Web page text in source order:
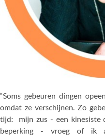
“Soms gebeuren dingen
omdat ze verschijnen. Zo
tijd: mijn zus - een kinesiste
beperking - vroeg of ik